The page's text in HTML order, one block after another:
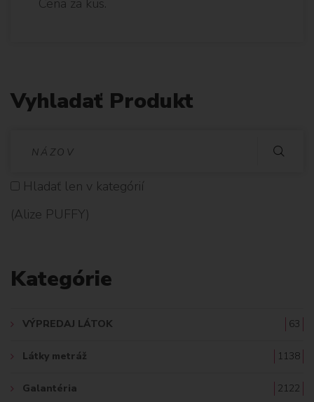
Vyhladať Produkt
D
Hladať len v kategórií
(Alize PUFFY)
Kategórie
VÝPREDAJ LÁTOK 63
Látky metráž 1138
Galantéria 2122